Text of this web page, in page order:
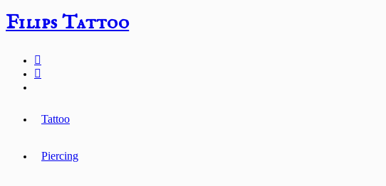
Přejít
k
Filips Tattoo
Tattoo
Piercing